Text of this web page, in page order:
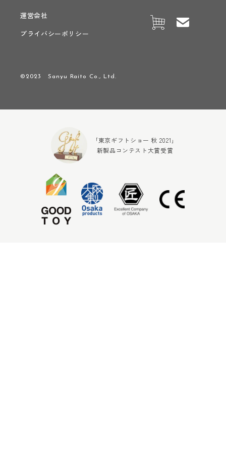
運営会社
プライバシーポリシー
©2023 Sanyu Raito Co., Ltd.
｢東京ギフトショー 秋 2021｣
新製品コンテスト大賞受賞